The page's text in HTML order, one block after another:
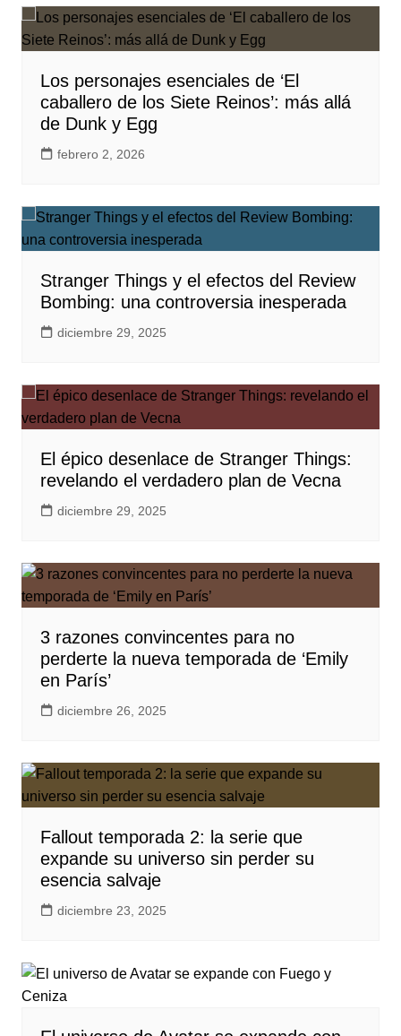
Los personajes esenciales de ‘El
caballero de los Siete Reinos’: más allá
de Dunk y Egg
febrero 2, 2026
Stranger Things y el efectos del Review
Bombing: una controversia inesperada
diciembre 29, 2025
El épico desenlace de Stranger Things:
revelando el verdadero plan de Vecna
diciembre 29, 2025
3 razones convincentes para no
perderte la nueva temporada de ‘Emily
en París’
diciembre 26, 2025
Fallout temporada 2: la serie que
expande su universo sin perder su
esencia salvaje
diciembre 23, 2025